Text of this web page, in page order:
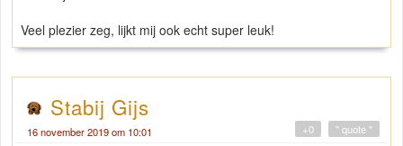
Veel plezier zeg, lijkt mij ook echt super leuk!
Stabij Gijs
16 november 2019 om 10:01 " quote "
+0